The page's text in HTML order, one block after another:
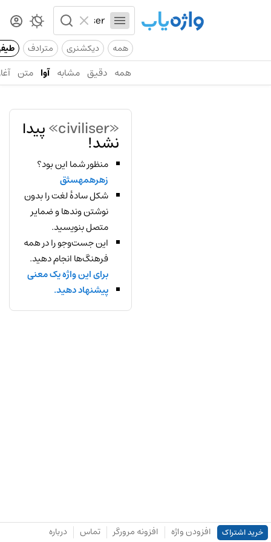
همه دیکشنری مترادف
همه دقیق مشابه آوا متن
«civiliser» پیدا
نشد!
منظور شما این بود؟
زهرهمهسثق
شکل سادهٔ لغت را بدون
نوشتن وندها و ضمایر
متصل بنویسید.
این جست‌وجو را در همه
فرهنگ‌ها انجام دهید.
برای این واژه یک معنی
پیشنهاد دهید.
خرید اشتراک افزودن واژه افزونه مرورگر تماس درباره